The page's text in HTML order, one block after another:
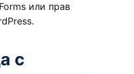
или прав
с